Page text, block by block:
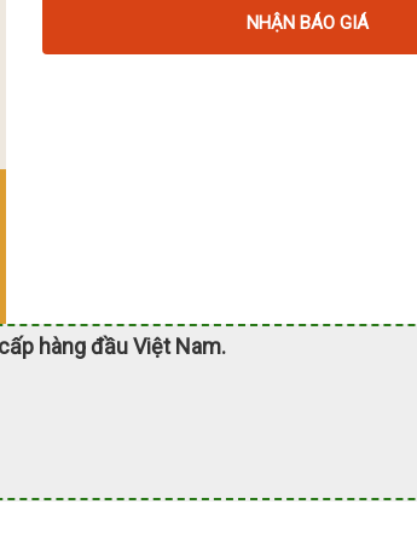
NHẬN BÁO GIÁ
hàng đầu Việt Nam.